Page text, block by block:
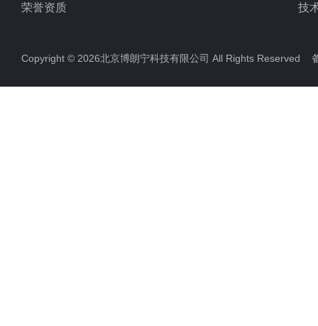
荣誉资质 技
Copyright © 2026北京博朗宁科技有限公司 All Rights Reserved